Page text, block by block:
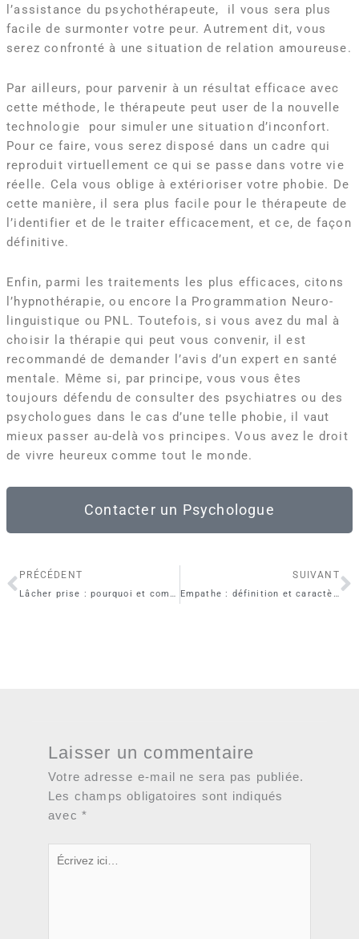
l’assistance du psychothérapeute, il vous sera plus
facile de surmonter votre peur. Autrement dit, vous
serez confronté à une situation de relation amoureuse.
Par ailleurs, pour parvenir à un résultat efficace avec
cette méthode, le thérapeute peut user de la nouvelle
technologie pour simuler une situation d’inconfort.
Pour ce faire, vous serez disposé dans un cadre qui
reproduit virtuellement ce qui se passe dans votre vie
réelle. Cela vous oblige à extérioriser votre phobie. De
cette manière, il sera plus facile pour le thérapeute de
l’identifier et de le traiter efficacement, et ce, de façon
définitive.
Enfin, parmi les traitements les plus efficaces, citons
l’hypnothérapie, ou encore la Programmation Neuro-
linguistique ou PNL. Toutefois, si vous avez du mal à
choisir la thérapie qui peut vous convenir, il est
recommandé de demander l’avis d’un expert en santé
mentale. Même si, par principe, vous vous êtes
toujours défendu de consulter des psychiatres ou des
psychologues dans le cas d’une telle phobie, il vaut
mieux passer au-delà vos principes. Vous avez le droit
de vivre heureux comme tout le monde.
Contacter un Psychologue
Précédent
PRÉCÉDENT SUIVANT
Laisser un commentaire
Votre adresse e-mail ne sera pas publiée.
Les champs obligatoires sont indiqués
avec *
Écrivez